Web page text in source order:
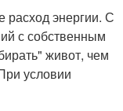
энергии. С
с собственным
живот, чем
условии